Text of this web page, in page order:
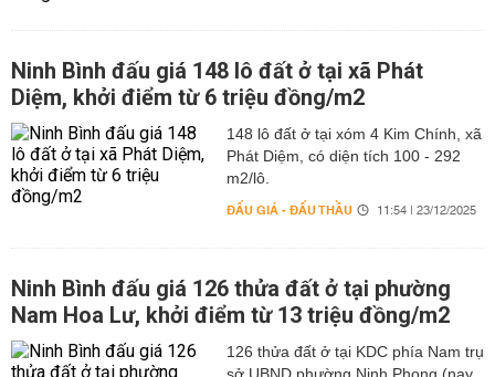
Ninh Bình đấu giá 148 lô đất ở tại xã Phát
Diệm, khởi điểm từ 6 triệu đồng/m2
148 lô đất ở tại xóm 4 Kim Chính, xã
Phát Diệm, có diện tích 100 - 292
m2/lô.
ĐẤU GIÁ - ĐẤU THẦU 11:54 | 23/12/2025
Ninh Bình đấu giá 126 thửa đất ở tại phường
Nam Hoa Lư, khởi điểm từ 13 triệu đồng/m2
126 thửa đất ở tại KDC phía Nam trụ